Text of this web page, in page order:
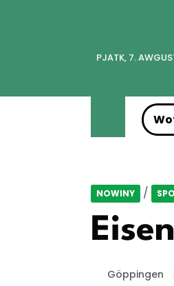
PJATK, 7.
NOWINY /
Göppingen